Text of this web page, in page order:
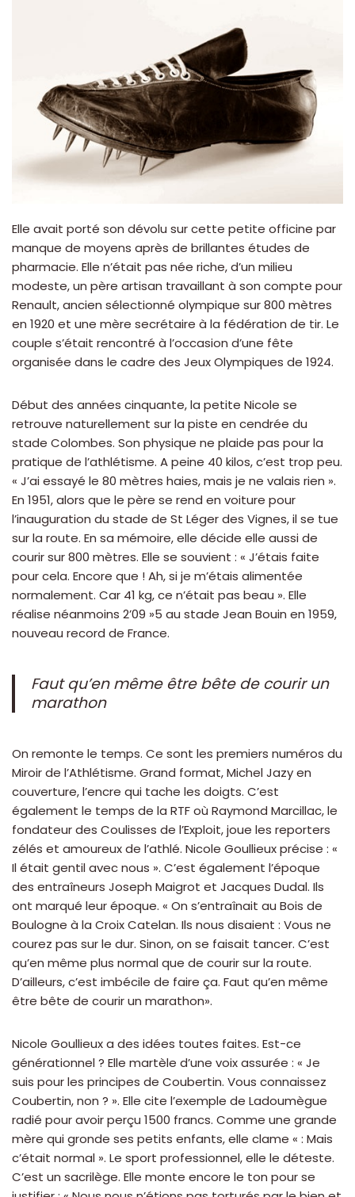
Elle avait porté son dévolu sur cette petite officine par
manque de moyens après de brillantes études de
pharmacie. Elle n’était pas née riche, d’un milieu
modeste, un père artisan travaillant à son compte pour
Renault, ancien sélectionné olympique sur 800 mètres
en 1920 et une mère secrétaire à la fédération de tir. Le
couple s’était rencontré à l’occasion d’une fête
organisée dans le cadre des Jeux Olympiques de 1924.
Début des années cinquante, la petite Nicole se
retrouve naturellement sur la piste en cendrée du
stade Colombes. Son physique ne plaide pas pour la
pratique de l’athlétisme. A peine 40 kilos, c’est trop peu.
« J’ai essayé le 80 mètres haies, mais je ne valais rien ».
En 1951, alors que le père se rend en voiture pour
l’inauguration du stade de St Léger des Vignes, il se tue
sur la route. En sa mémoire, elle décide elle aussi de
courir sur 800 mètres. Elle se souvient : « J’étais faite
pour cela. Encore que ! Ah, si je m’étais alimentée
normalement. Car 41 kg, ce n’était pas beau ». Elle
réalise néanmoins 2’09 »5 au stade Jean Bouin en 1959,
nouveau record de France.
Faut qu’en même être bête de courir un
marathon
On remonte le temps. Ce sont les premiers numéros du
Miroir de l’Athlétisme. Grand format, Michel Jazy en
couverture, l’encre qui tache les doigts. C’est
également le temps de la RTF où Raymond Marcillac, le
fondateur des Coulisses de l’Exploit, joue les reporters
zélés et amoureux de l’athlé. Nicole Goullieux précise : «
Il était gentil avec nous ». C’est également l’époque
des entraîneurs Joseph Maigrot et Jacques Dudal. Ils
ont marqué leur époque. « On s’entraînait au Bois de
Boulogne à la Croix Catelan. Ils nous disaient : Vous ne
courez pas sur le dur. Sinon, on se faisait tancer. C’est
qu’en même plus normal que de courir sur la route.
D’ailleurs, c’est imbécile de faire ça. Faut qu’en même
être bête de courir un marathon».
Nicole Goullieux a des idées toutes faites. Est-ce
générationnel ? Elle martèle d’une voix assurée : « Je
suis pour les principes de Coubertin. Vous connaissez
Coubertin, non ? ». Elle cite l’exemple de Ladoumègue
radié pour avoir perçu 1500 francs. Comme une grande
mère qui gronde ses petits enfants, elle clame « : Mais
c’était normal ». Le sport professionnel, elle le déteste.
C’est un sacrilège. Elle monte encore le ton pour se